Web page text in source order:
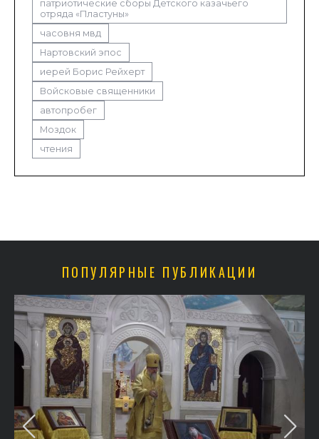
патриотические сборы Детского казачьего
отряда «Пластуны»
часовня мвд
Нартовский эпос
иерей Борис Рейхерт
Войсковые священники
автопробег
Моздок
чтения
ПОПУЛЯРНЫЕ ПУБЛИКАЦИИ